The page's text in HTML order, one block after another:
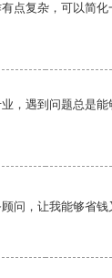
点复杂，可以简
，遇到问题总是
问，让我能够省钱